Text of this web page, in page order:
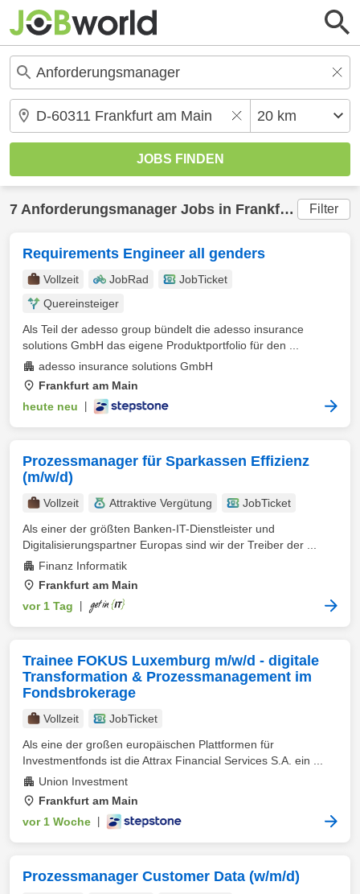
7 Anforderungsmanager Jobs in Frankfurt am Main Filter
Requirements Engineer all genders
Vollzeit JobRad
JobTicket
Quereinsteiger
Als Teil der adesso group bündelt die adesso insurance
solutions GmbH das eigene Produktportfolio für den ...
adesso insurance solutions GmbH
Frankfurt am Main
heute neu
Prozessmanager für Sparkassen Effizienz
(m/w/d)
Vollzeit Attraktive Vergütung
JobTicket
Als einer der größten Banken-IT-Dienstleister und
Digitalisierungspartner Europas sind wir der Treiber der ...
Finanz Informatik
Frankfurt am Main
vor 1 Tag
Trainee FOKUS Luxemburg m/w/d - digitale
Transformation & Prozessmanagement im
Fondsbrokerage
Vollzeit
JobTicket
Als eine der großen europäischen Plattformen für
Investmentfonds ist die Attrax Financial Services S.A. ein ...
Union Investment
Frankfurt am Main
vor 1 Woche
Prozessmanager Customer Data (w/m/d)